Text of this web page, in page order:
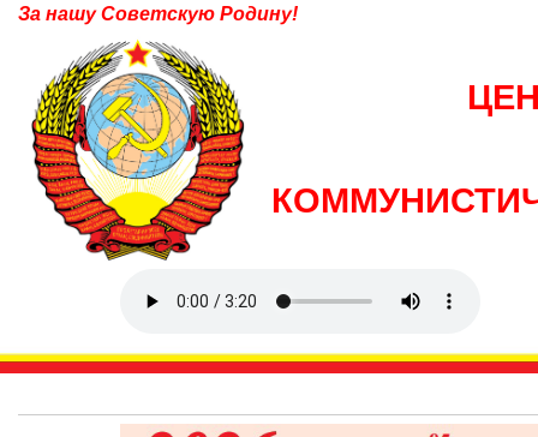
За нашу Советскую Родину!